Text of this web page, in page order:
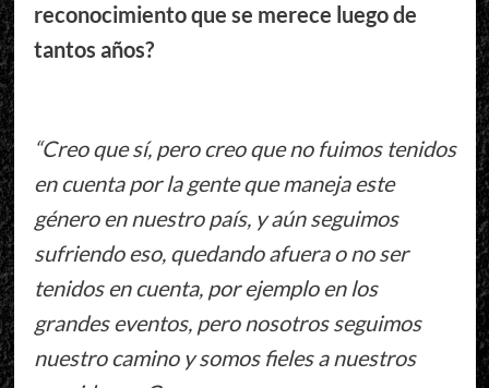
reconocimiento que se merece luego de
tantos años?
“Creo que sí, pero creo que no fuimos tenidos
en cuenta por la gente que maneja este
género en nuestro país, y aún seguimos
sufriendo eso, quedando afuera o no ser
tenidos en cuenta, por ejemplo en los
grandes eventos, pero nosotros seguimos
nuestro camino y somos fieles a nuestros